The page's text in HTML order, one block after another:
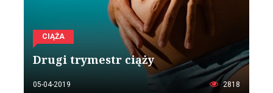
CIĄŻA
Drugi trymestr ciąży
05-04-2019 2818